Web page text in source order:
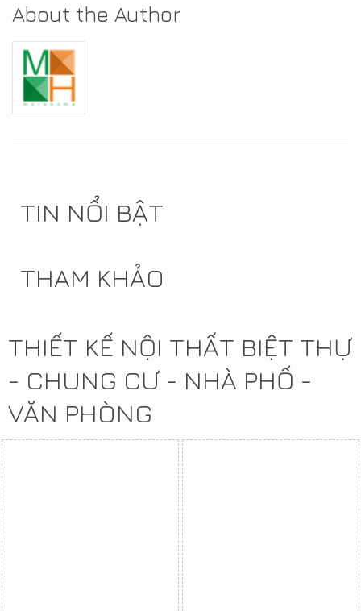
About the Author
TIN NỔI BẬT
THAM KHẢO
THIẾT KẾ NỘI THẤT BIỆT THỰ
- CHUNG CƯ - NHÀ PHỐ -
VĂN PHÒNG